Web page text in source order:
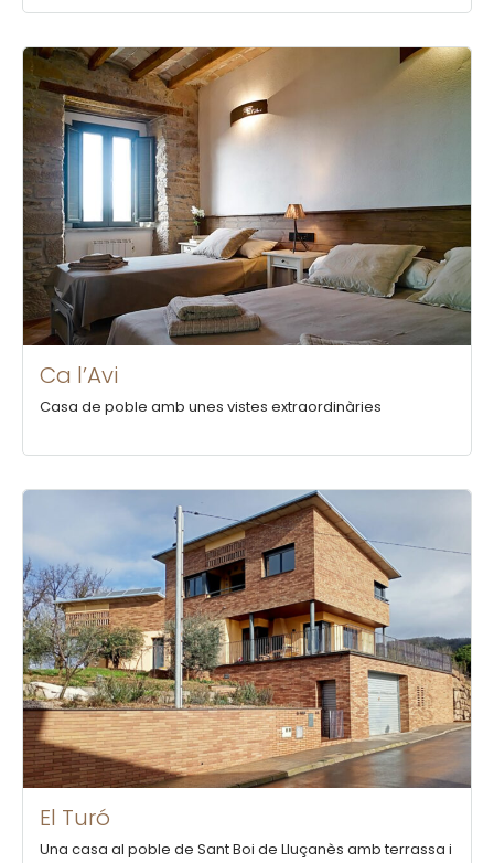
Ca l’Avi
Casa de poble amb unes vistes extraordinàries
El Turó
Una casa al poble de Sant Boi de Lluçanès amb terrassa i